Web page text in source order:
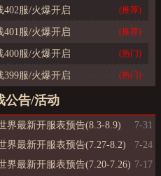
402服/火爆开启 (推荐)
401服/火爆开启 (推荐)
400服/火爆开启 (热门)
399服/火爆开启 (热门)
公告/活动
界最新开服表预告(8.3-8.9)
7-31
界最新开服表预告(7.27-8.2)
7-24
界最新开服表预告(7.20-7.26) 7-17